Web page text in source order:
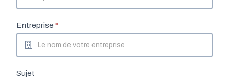
Entreprise *
Sujet